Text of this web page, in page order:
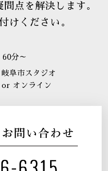
点を解決します。
けください。
60分～
岐阜市スタジオ
or オンライン